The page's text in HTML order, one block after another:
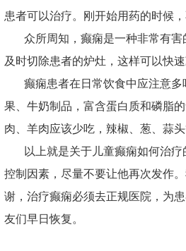
患者可以治疗。刚开始用药的时候
众所周知，癫痫是一种非常有
及时切除患者的炉灶，这样可以快
癫痫患者在日常饮食中应注意
果、牛奶制品，富含蛋白质和磷脂
肉、羊肉应该少吃，辣椒、葱、蒜
以上就是关于儿童癫痫如何治
控制因素，尽量不要让他再次发作
谢，治疗癫痫必须去正规医院，为
友们早日恢复。